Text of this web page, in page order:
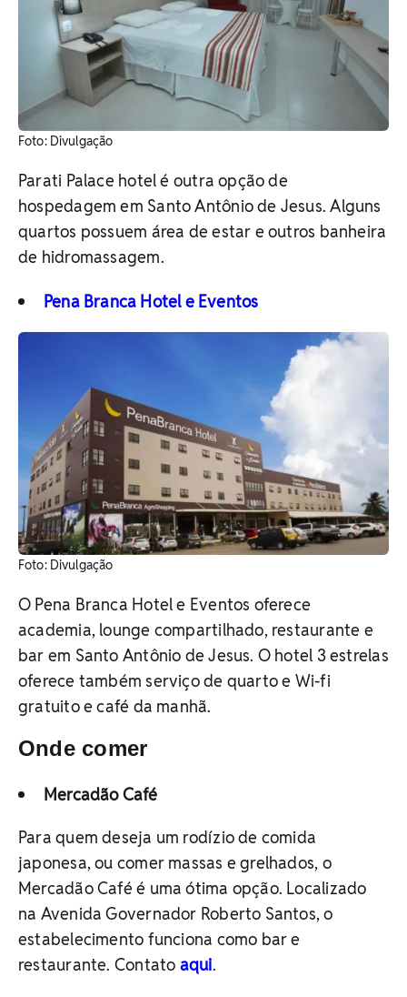
Foto: Divulgação
Parati Palace hotel é outra opção de
hospedagem em Santo Antônio de Jesus. Alguns
quartos possuem área de estar e outros banheira
de hidromassagem.
Pena Branca Hotel e Eventos
Foto: Divulgação
O Pena Branca Hotel e Eventos oferece
academia, lounge compartilhado, restaurante e
bar em Santo Antônio de Jesus. O hotel 3 estrelas
oferece também serviço de quarto e Wi-fi
gratuito e café da manhã.
Onde comer
Mercadão Café
Para quem deseja um rodízio de comida
japonesa, ou comer massas e grelhados, o
Mercadão Café é uma ótima opção. Localizado
na Avenida Governador Roberto Santos, o
estabelecimento funciona como bar e
restaurante. Contato aqui.